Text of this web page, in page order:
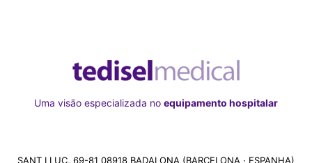
Uma visão especializada no equipamento hospitalar
SANT LLUC, 69-81 08918 BADALONA (BARCELONA · ESPANHA)